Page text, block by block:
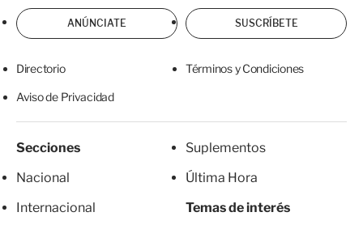
ANÚNCIATE SUSCRÍBETE
Directorio Términos y Condiciones
Aviso de Privacidad
Secciones
Nacional
Internacional
Suplementos
Última Hora
Temas de interés